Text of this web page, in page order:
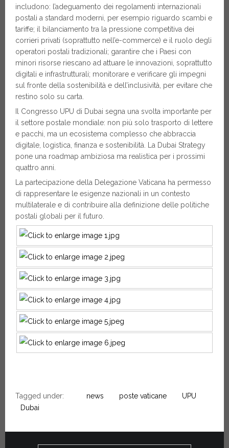
includono: l’adeguamento dei regolamenti internazionali
postali a standard moderni, per esempio riguardo scambi e
tariffe; il bilanciamento tra la pressione competitiva dei
corrieri privati (soprattutto nell’e-commerce) e il ruolo degli
operatori postali tradizionali; garantire che i Paesi con
minori risorse riescano ad attuare le innovazioni, soprattutto
digitali e infrastrutturali; monitorare e verificare gli impegni
sul fronte della sostenibilità e dell’inclusività, per evitare che
restino solo su carta.
Il Congresso UPU di Dubai segna una svolta importante per
il settore postale mondiale: non più solo trasporto di lettere
e pacchi, ma un ecosistema complesso che abbraccia
digitale, logistica, finanza e sostenibilità. La Dubai Strategy
pone una roadmap ambiziosa ma realistica per i prossimi
quattro anni.
La partecipazione della Delegazione Vaticana ha permesso
di rappresentare le esigenze nazionali in un contesto
multilaterale e di contribuire alla definizione delle politiche
postali globali per il futuro.
Tagged under: news poste vaticane
UPU
Dubai